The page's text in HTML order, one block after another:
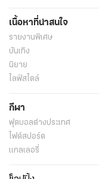
เนื้อหาที่น่าสนใจ
รายงานพิเศษ
บันเทิง
นิยาย
ไลฟ์สไตล์
กีฬา
ฟุตบอลต่่างประเทศ
ไฟต์สปอร์ต
แกลเลอรี่